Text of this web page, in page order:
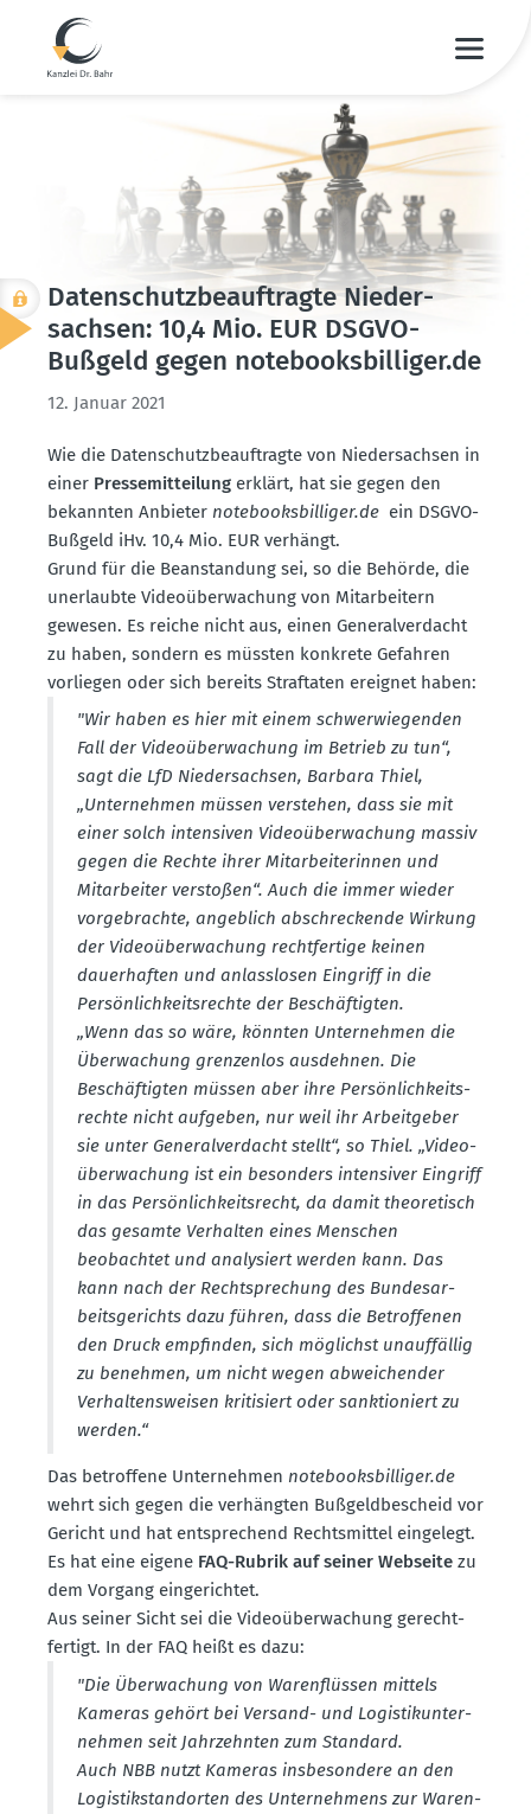
Daten­schutz­be­auf­tragte Nieder­
sachsen: 10,4 Mio. EUR DSGVO-
Bußgeld gegen notebook­s­bil­liger.de
12. Januar 2021
Wie die Daten­schutz­be­auf­tragte von Nieder­sachsen in
einer Presse­mit­teilung erklärt, hat sie gegen den
bekannten Anbieter notebook­s­bil­liger.de ein DSGVO-
Bußgeld iHv. 10,4 Mio. EUR verhängt.
Grund für die Beanstandung sei, so die Behörde, die
unerlaubte Video­über­wa­chung von Mitar­beitern
gewesen. Es reiche nicht aus, einen General­ver­dacht
zu haben, sondern es müssten konkrete Gefahren
vorliegen oder sich bereits Straf­taten ereignet haben:
"Wir haben es hier mit einem schwer­wie­genden
Fall der Video­über­wa­chung im Betrieb zu tun“,
sagt die LfD Nieder­sachsen, Barbara Thiel,
„Unter­nehmen müssen verstehen, dass sie mit
einer solch inten­siven Video­über­wa­chung massiv
gegen die Rechte ihrer Mitar­bei­te­rinnen und
Mitar­beiter verstoßen“. Auch die immer wieder
vorge­brachte, angeblich abschre­ckende Wirkung
der Video­über­wa­chung recht­fertige keinen
dauer­haften und anlass­losen Eingriff in die
Persön­lich­keits­rechte der Beschäf­tigten.
„Wenn das so wäre, könnten Unter­nehmen die
Überwa­chung grenzenlos ausdehnen. Die
Beschäf­tigten müssen aber ihre Persön­lich­keits­
rechte nicht aufgeben, nur weil ihr Arbeit­geber
sie unter General­ver­dacht stellt“, so Thiel. „Video­
über­wa­chung ist ein besonders inten­siver Eingriff
in das Persön­lich­keits­recht, da damit theore­tisch
das gesamte Verhalten eines Menschen
beobachtet und analy­siert werden kann. Das
kann nach der Recht­spre­chung des Bundes­ar­
beits­ge­richts dazu führen, dass die Betrof­fenen
den Druck empfinden, sich möglichst unauf­fällig
zu benehmen, um nicht wegen abwei­chender
Verhal­tens­weisen kriti­siert oder sanktio­niert zu
werden.“
Das betroffene Unter­nehmen notebook­s­bil­liger.de
wehrt sich gegen die verhängten Bußgeld­be­scheid vor
Gericht und hat entspre­chend Rechts­mittel eingelegt.
Es hat eine eigene FAQ-Rubrik auf seiner Webseite zu
dem Vorgang einge­richtet.
Aus seiner Sicht sei die Video­über­wa­chung gerecht­
fertigt. In der FAQ heißt es dazu:
"Die Überwa­chung von Waren­flüssen mittels
Kameras gehört bei Versand- und Logis­tik­un­ter­
nehmen seit Jahrzehnten zum Standard.
Auch NBB nutzt Kameras insbe­sondere an den
Logis­tik­stand­orten des Unter­nehmens zur Waren­